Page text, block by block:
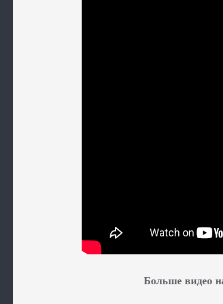
Больше видео